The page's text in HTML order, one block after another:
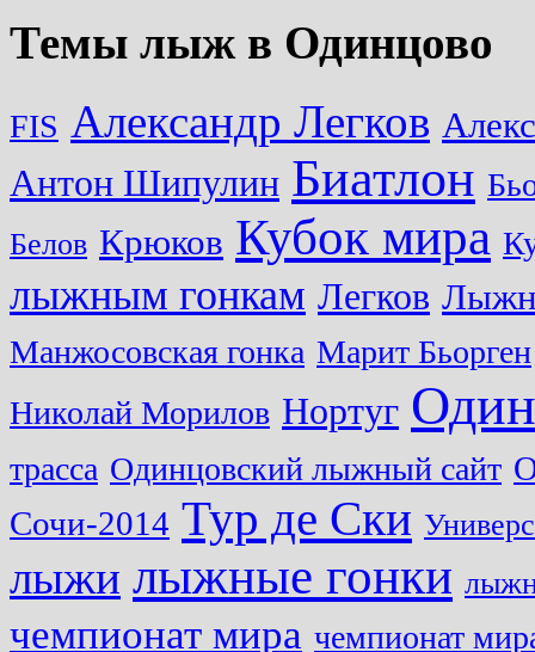
Темы лыж в Одинцово
FIS Александр Легков
Антон Шипулин Биатлон
Белов Крюков Кубок мира
лыжным гонкам Легков
Манжосовская гонка Марит Бьорген
Николай Морилов Нортуг
трасса Одинцовский лыжный сайт
Сочи-2014 Тур де Ски
лыжи лыжные гонки
чемпионат мира чемпионат